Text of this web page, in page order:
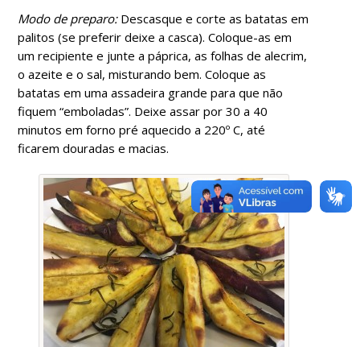
Modo de preparo:Descasque e corte as batatas em
palitos (se preferir deixe a casca). Coloque-as em
um recipiente e junte a páprica, as folhas de alecrim,
o azeite e o sal, misturando bem. Coloque as
batatas em uma assadeira grande para que não
fiquem “emboladas”. Deixe assar por 30 a 40
minutos em forno pré aquecido a 220º C, até
ficarem douradas e macias.